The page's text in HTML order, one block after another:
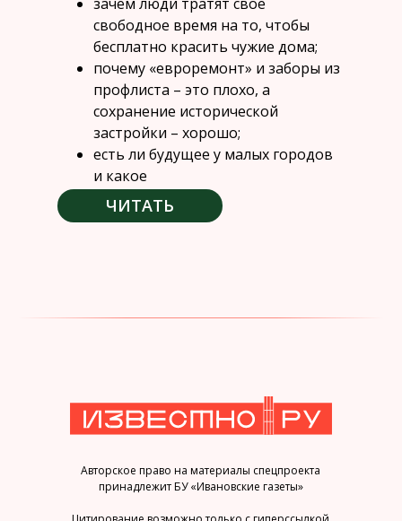
свободное время на то, чтобы
бесплатно красить чужие дома;
почему «евроремонт» и заборы из
профлиста – это плохо, а
сохранение исторической
застройки – хорошо;
есть ли будущее у малых городов
и какое
ЧИТАТЬ
Авторское право на материалы спецпроекта
принадлежит БУ «Ивановские газеты»